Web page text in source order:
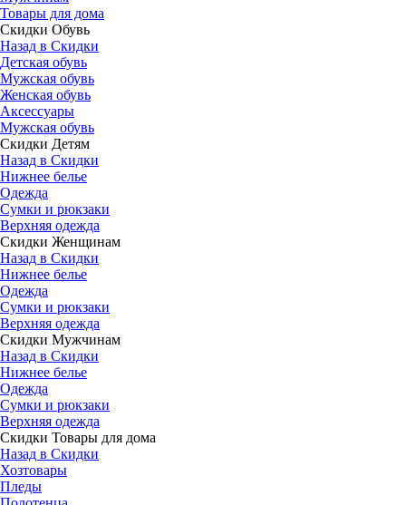
Товары для дома
Скидки Обувь
Назад в Скидки
Детская обувь
Мужская обувь
Женская обувь
Аксессуары
Мужская обувь
Скидки Детям
Назад в Скидки
Нижнее белье
Одежда
Сумки и рюкзаки
Верхняя одежда
Скидки Женщинам
Назад в Скидки
Нижнее белье
Одежда
Сумки и рюкзаки
Верхняя одежда
Скидки Мужчинам
Назад в Скидки
Нижнее белье
Одежда
Сумки и рюкзаки
Верхняя одежда
Скидки Товары для дома
Назад в Скидки
Хозтовары
Пледы